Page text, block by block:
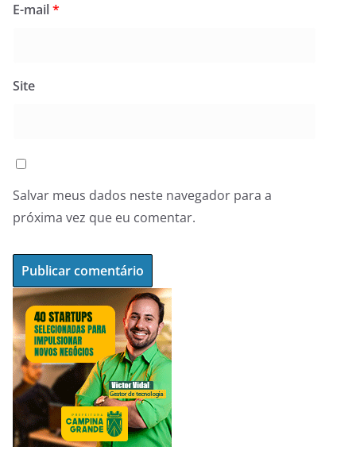
E-mail*
Site
Salvar meus dados neste navegador para a
próxima vez que eu comentar.